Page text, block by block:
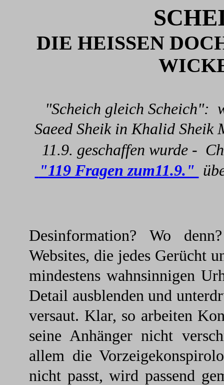
DIE HEISSEN
"Scheich gleich Scheich":
Saeed Sheik in Khalid Sheik
11.9. geschaffen wurde -
"119 Fragen zum11.9."
Desinformation? Wo
Websites, die jedes Gerücht
mindestens wahnsinnigen
Detail ausblenden und
versaut. Klar, so arbeiten
seine Anhänger nicht
allem die
nicht passt, wird passend